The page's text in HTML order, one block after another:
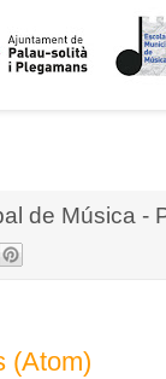
de Música -
(Atom)